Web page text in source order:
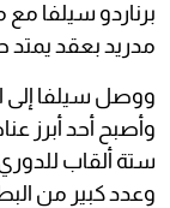
برناردو سيلفا
مدريد بعقد يمتد حتى
وأصبح أحد أبرز
ستة ألقاب للدوري
وعدد كبير من